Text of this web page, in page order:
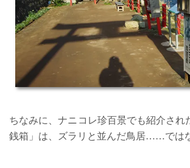
ちなみに、ナニコレ珍百景でも紹介され
銭箱」は、ズラリと並んだ鳥居……では